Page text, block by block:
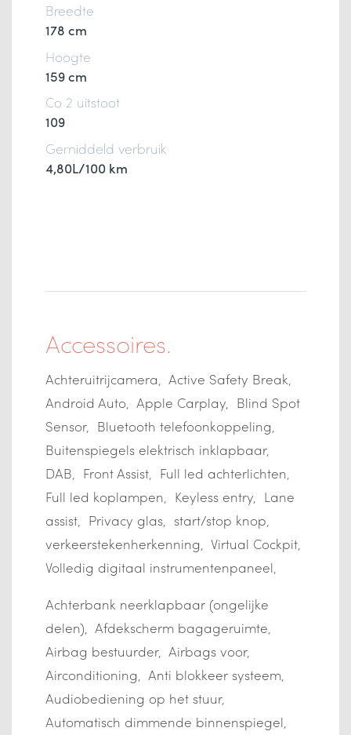
Breedte
178 cm
Hoogte
159 cm
Co 2 uitstoot
109
Gemiddeld verbruik
4,80L/100 km
Accessoires.
Achteruitrijcamera
Active Safety Break
Android Auto Apple Carplay
Blind Spot
Sensor
Bluetooth telefoonkoppeling
Buitenspiegels elektrisch inklapbaar
DAB
Front Assist
Full led achterlichten
Full led koplampen
Keyless entry
Lane
assist
Privacy glas
start/stop knop
verkeerstekenherkenning
Virtual Cockpit
Volledig digitaal instrumentenpaneel
Achterbank neerklapbaar (ongelijke
delen) Afdekscherm bagageruimte
Airbag bestuurder Airbags voor
Airconditioning
Anti blokkeer systeem
Audiobediening op het stuur
Automatisch dimmende binnenspiegel